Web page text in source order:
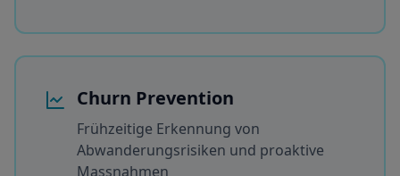
Churn Prevention
Frühzeitige Erkennung von
Abwanderungsrisiken und proaktive
Massnahmen